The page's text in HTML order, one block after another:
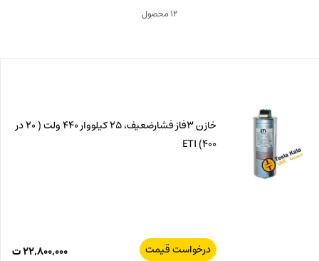
12 محصول
خازن 3فاز فشارضعیف، 25 کیلووار 440 ولت ( 20 در
400) ETI
درخواست قیمت ۲۲,۸۰۰,۰۰۰ت